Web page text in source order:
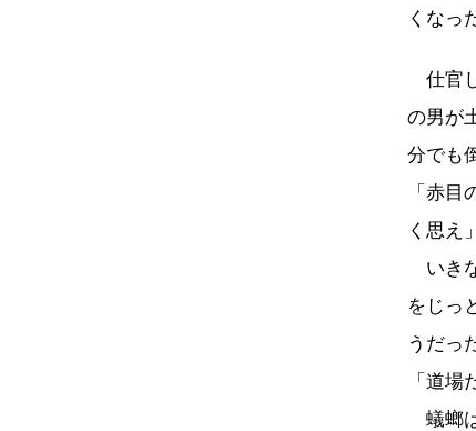
くなっ
仕官
の男が
分でも
「赤目
く思え」
いき
をじっ
うだっ
「道場
蟻螂